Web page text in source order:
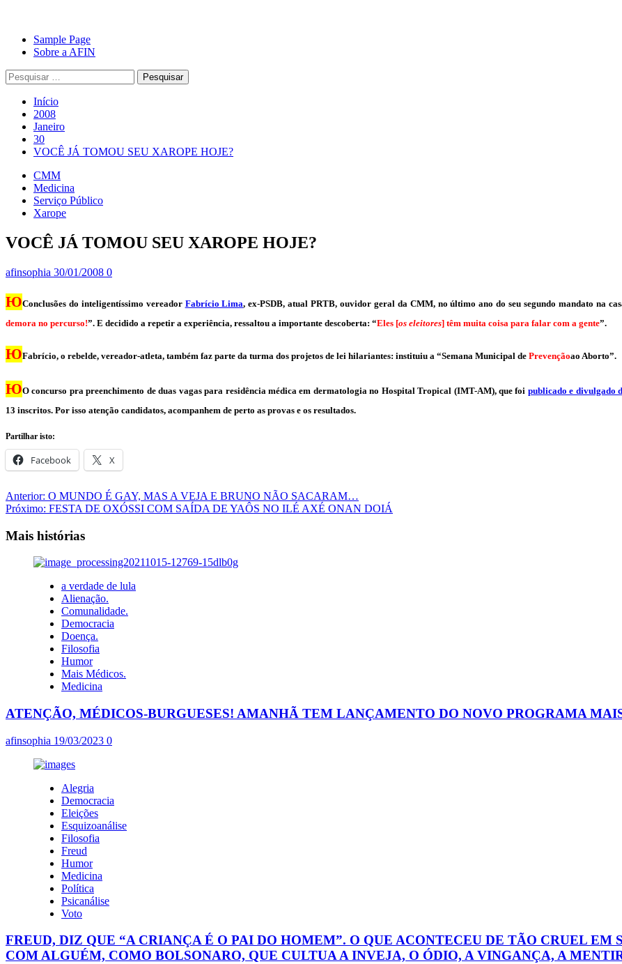
Avançar
para
conteúdo
Primary
Menu
Sample Page
Sobre a AFIN
Pesquisar
por:
Início
2008
Janeiro
30
VOCÊ JÁ TOMOU SEU XAROPE HOJE?
CMM
Medicina
Serviço Público
Xarope
VOCÊ JÁ TOMOU SEU XAROPE HOJE?
afinsophia 30/01/2008 0
ЮConclusões do inteligentíssimo vereador Fabrício Lima, ex-PSDB, atual PRTB, ouvidor geral da CMM, no último ano do seu segundo mandato na
demora no percurso!”. E decidido a repetir a experiência, ressaltou a importante descoberta: “Eles [os eleitores] têm muita coisa para falar com a gente”.
ЮFabrício, o rebelde, vereador-atleta, também faz parte da turma dos projetos de lei hilariantes: instituiu a “Semana Municipal de Prevençãoao Aborto”.
ЮO concurso pra preenchimento de duas vagas para residência médica em dermatologia no Hospital Tropical (IMT-AM), que foi publicado e divulgado
13 inscritos. Por isso atenção candidatos, acompanhem de perto as provas e os resultados.
Partilhar isto:
Facebook X
Navegação
de
artigos
Anterior: O MUNDO É GAY, MAS A VEJA E BRUNO NÃO SACARAM…
Próximo: FESTA DE OXÓSSI COM SAÍDA DE YAÔS NO ILÉ AXÉ ONAN DOIÁ
Mais histórias
a verdade de lula
Alienação.
Comunalidade.
Democracia
Doença.
Filosofia
Humor
Mais Médicos.
Medicina
ATENÇÃO, MÉDICOS-BURGUESES! AMANHÃ TEM LANÇAMENTO DO NOVO PROGRAMA
afinsophia 19/03/2023 0
Alegria
Democracia
Eleições
Esquizoanálise
Filosofia
Freud
Humor
Medicina
Política
Psicanálise
Voto
FREUD, DIZ QUE “A CRIANÇA É O PAI DO HOMEM”. O QUE ACONTECEU DE TÃO CRUEL
COM ALGUÉM, COMO BOLSONARO, QUE CULTUA A INVEJA, O ÓDIO, A VINGANÇA, A